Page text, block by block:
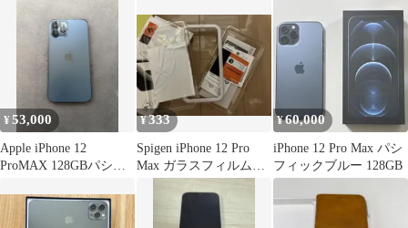
¥53,000
Apple iPhone 12
ProMAX 128GBパシフ
¥333
Spigen iPhone 12 Pro
Max ガラスフィルム 1
¥60,000
iPhone 12 Pro Max パシ
フィックブルー 128GB